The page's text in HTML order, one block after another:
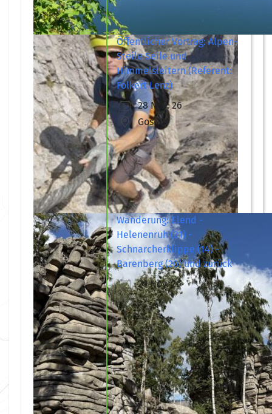
Öffentlicher Vortrag: Alpen-
Steile Seile und
Himmelsleitern (Referent:
Folkert Lenz)
28 Nov. 26
Goslar
Wanderung: Elend -
Helenenruh (21) -
Schnarcherklippe (14) -
Barenberg (20) und zurück
29 Nov. 26